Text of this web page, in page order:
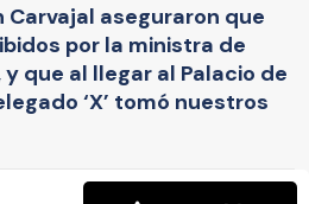
Carvajal aseguraron que
por la ministra de
que al llegar al Palacio de
‘X’ tomó nuestros